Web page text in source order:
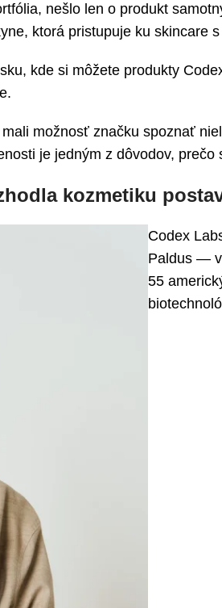
nešlo len o produkt
ktorá pristupuje ku skincare
kde si môžete produkty
možnosť značku spoznať
je jedným z dôvodov,
kozmetiku
Codex
Paldus —
55